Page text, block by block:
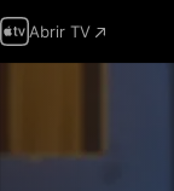
Abrir TV